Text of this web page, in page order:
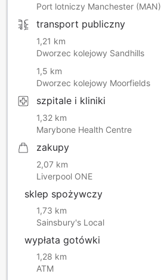
Port lotniczy Manchester (MAN)
transport publiczny
1,21 km
Dworzec kolejowy Sandhills
1,5 km
Dworzec kolejowy Moorfields
szpitale i kliniki
1,32 km
Marybone Health Centre
zakupy
2,07 km
Liverpool ONE
sklep spożywczy
1,73 km
Sainsbury's Local
wypłata gotówki
1,28 km
ATM